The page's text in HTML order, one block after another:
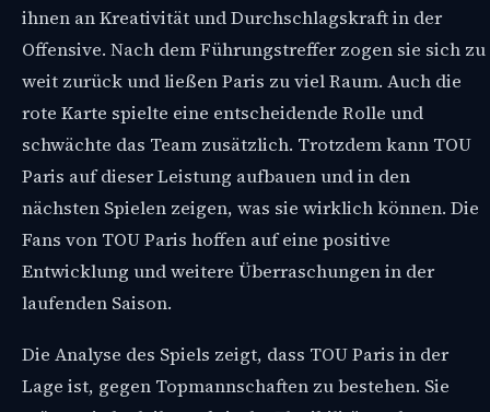
ihnen an Kreativität und Durchschlagskraft in der
Offensive. Nach dem Führungstreffer zogen sie sich zu
weit zurück und ließen Paris zu viel Raum. Auch die
rote Karte spielte eine entscheidende Rolle und
schwächte das Team zusätzlich. Trotzdem kann TOU
Paris auf dieser Leistung aufbauen und in den
nächsten Spielen zeigen, was sie wirklich können. Die
Fans von TOU Paris hoffen auf eine positive
Entwicklung und weitere Überraschungen in der
laufenden Saison.
Die Analyse des Spiels zeigt, dass TOU Paris in der
Lage ist, gegen Topmannschaften zu bestehen. Sie